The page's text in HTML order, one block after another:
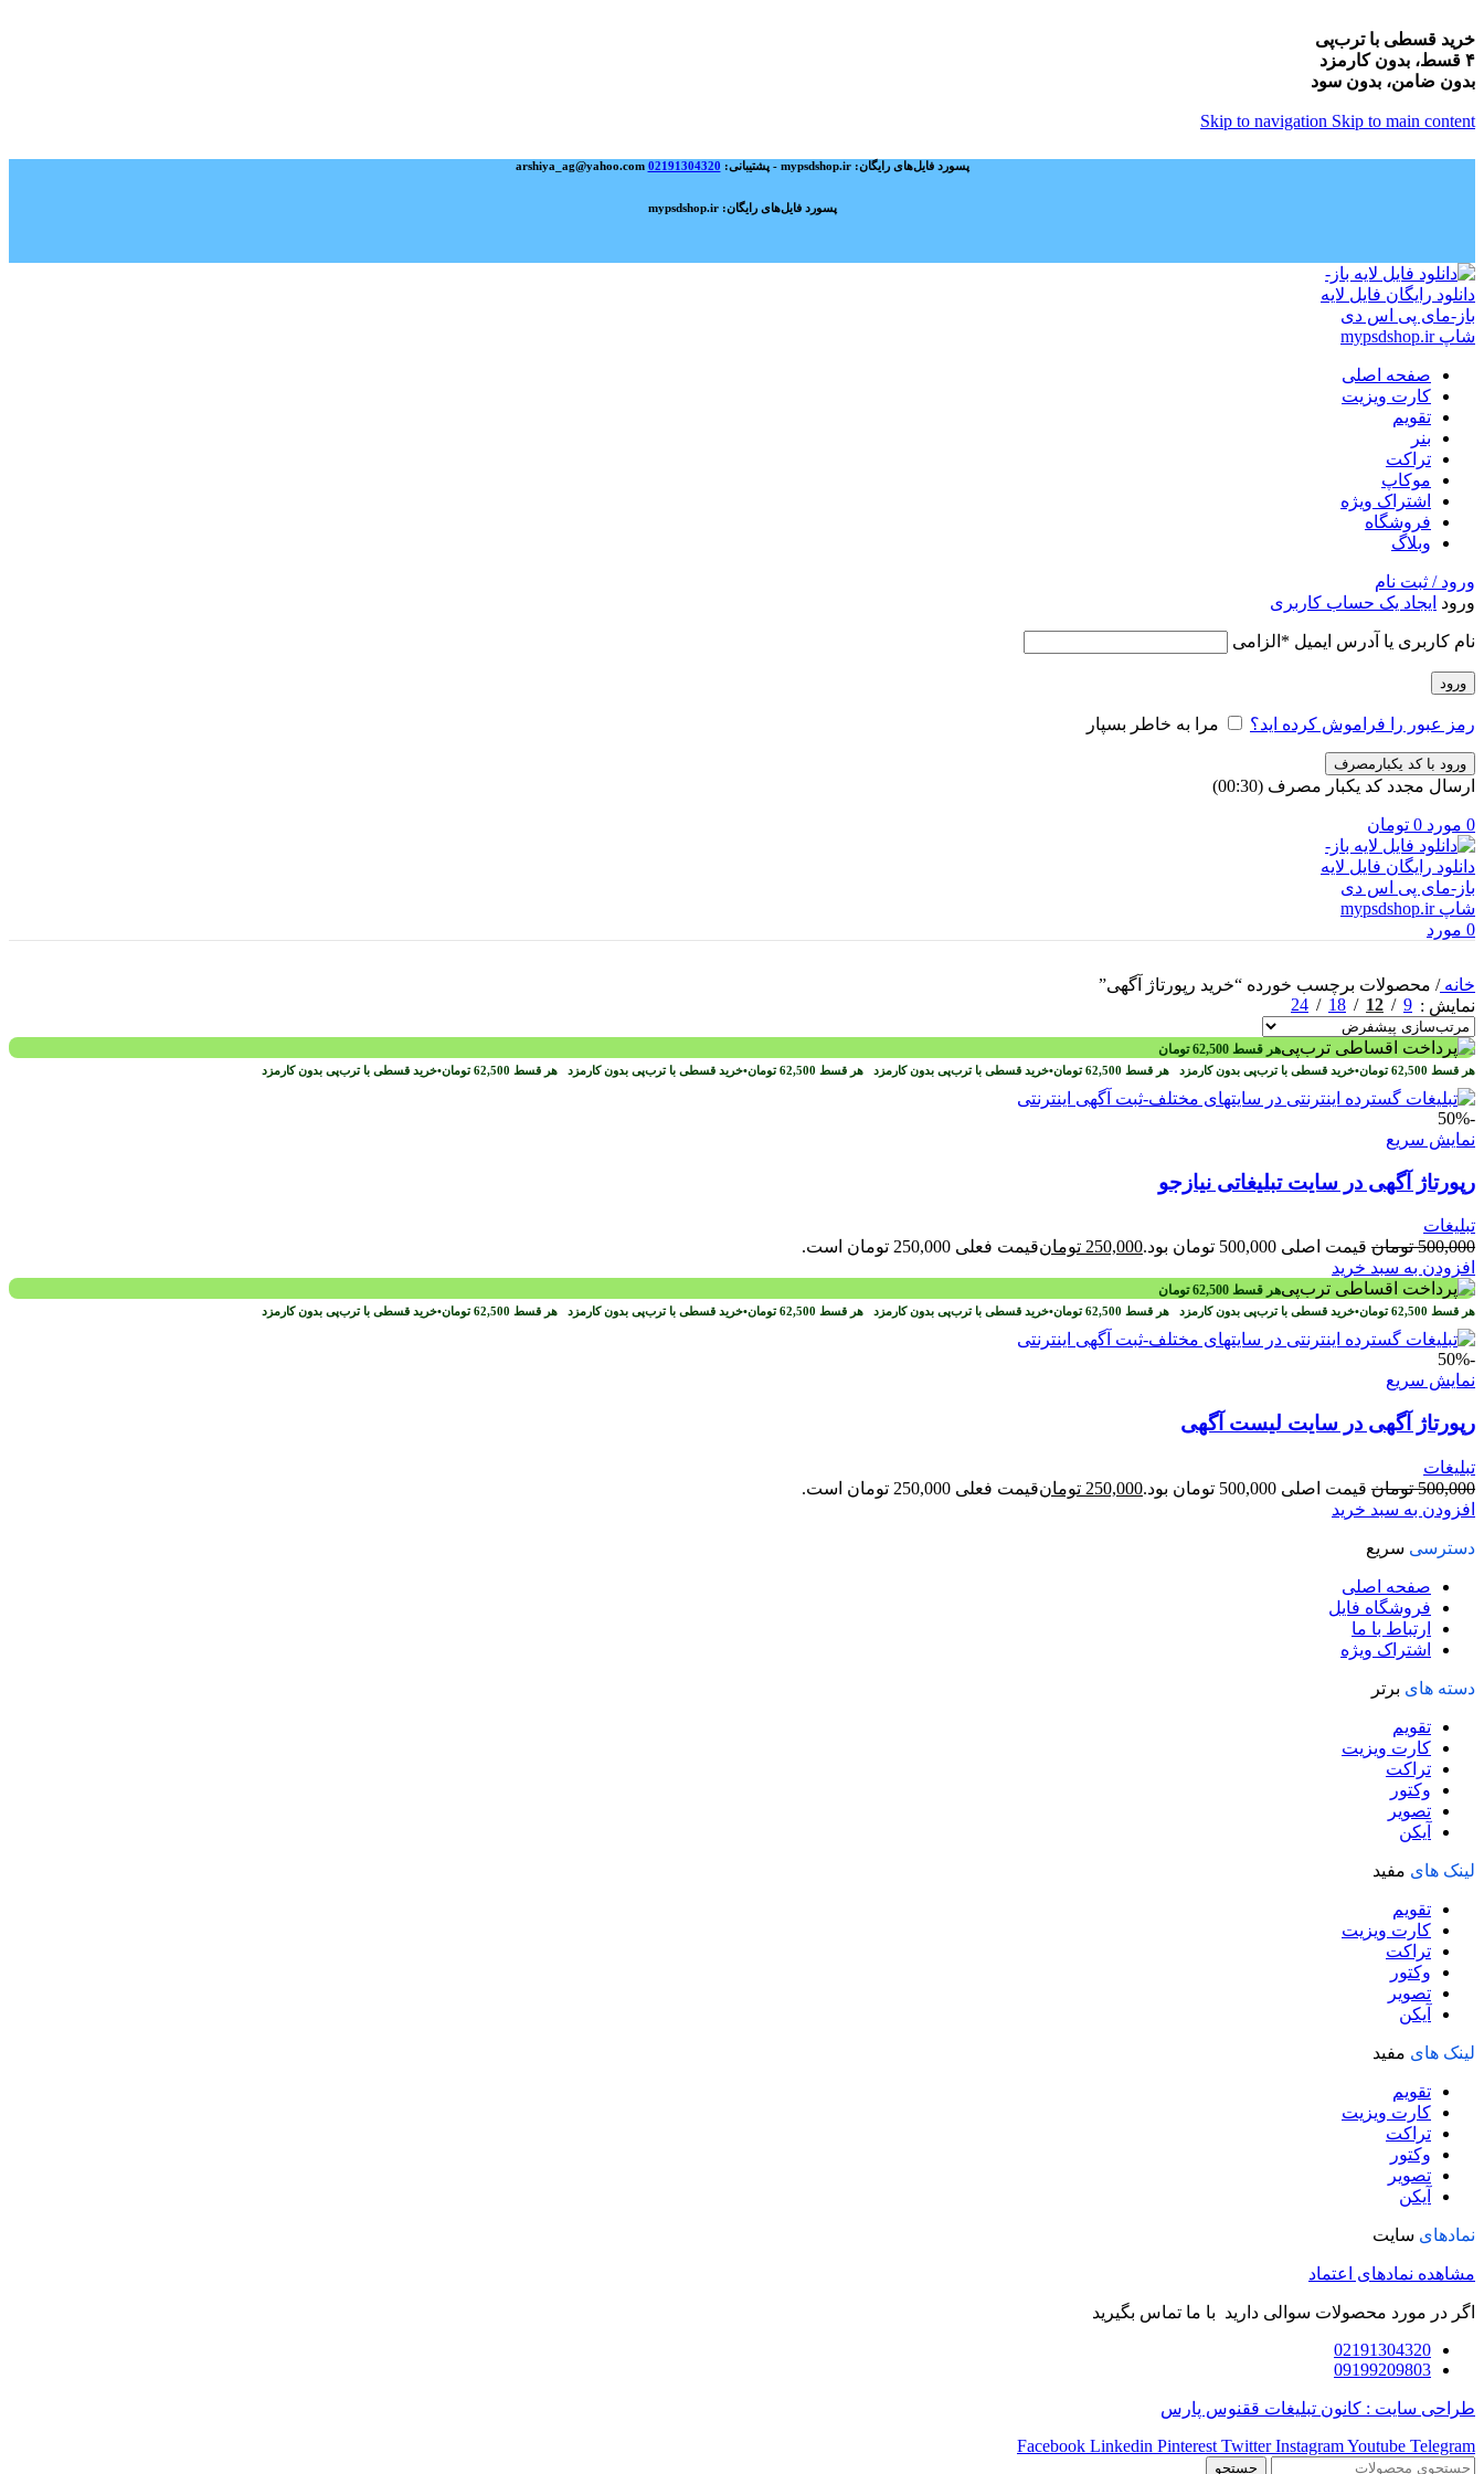
خرید قسطی با ترب‌پی
۴ قسط، بدون کارمزد
بدون ضامن، بدون سود
Skip to navigation Skip to main content
پسورد فایل‌های رایگان: mypsdshop.ir - پشتیبانی: arshiya_ag@yahoo.com 02191304320
پسورد فایل‌های رایگان: mypsdshop.ir
صفحه اصلی
کارت ویزیت
تقویم
بنر
تراکت
موکاپ
اشتراک ویژه
فروشگاه
وبلاگ
ورود / ثبت نام
ورود ایجاد یک حساب کاربری
نام کاربری یا آدرس ایمیل * الزامی
ورود
رمز عبور را فراموش کرده اید؟ مرا به خاطر بسپار
ورود با کد یکبارمصرف
ارسال مجدد کد یکبار مصرف (00:
30
)
0 مورد 0 تومان
0 مورد
خانه/ محصولات برچسب خورده “خرید رپورتاژ آگهی”
نمایش
9
12
18
24
هر قسط 62,500 تومان
هر قسط 62,500 تومان•خرید قسطی با ترب‌پی بدون کارمزد هر قسط 62,500 تومان•خرید قسطی با ترب‌پی بدون کارمزد هر قسط 62,500 تومان•خرید قسطی با ترب‌پی بدون کارمزد هر قسط 62,500 تومان•خرید قسطی با ترب‌پی بدون کارمزد
-50%
نمایش سریع
رپورتاژ آگهی در سایت تبلیغاتی نیازجو
تبلیغات
500,000 تومان قیمت اصلی 500,000 تومان بود. 250,000 تومانقیمت فعلی 250,000 تومان است.
افزودن به سبد خرید
هر قسط 62,500 تومان
هر قسط 62,500 تومان•خرید قسطی با ترب‌پی بدون کارمزد هر قسط 62,500 تومان•خرید قسطی با ترب‌پی بدون کارمزد هر قسط 62,500 تومان•خرید قسطی با ترب‌پی بدون کارمزد هر قسط 62,500 تومان•خرید قسطی با ترب‌پی بدون کارمزد
-50%
نمایش سریع
رپورتاژ آگهی در سایت لیست آگهی
تبلیغات
500,000 تومان قیمت اصلی 500,000 تومان بود. 250,000 تومانقیمت فعلی 250,000 تومان است.
افزودن به سبد خرید
دسترسی سریع
صفحه اصلی
فروشگاه فایل
ارتباط با ما
اشتراک ویژه
دسته های برتر
تقویم
کارت ویزیت
تراکت
وکتور
تصویر
آیکن
لینک های مفید
تقویم
کارت ویزیت
تراکت
وکتور
تصویر
آیکن
لینک های مفید
تقویم
کارت ویزیت
تراکت
وکتور
تصویر
آیکن
نمادهای سایت
مشاهده نمادهای اعتماد
اگر در مورد محصولات سوالی دارید با ما تماس بگیرید
02191304320
09199209803
طراحی سایت : کانون تبلیغات ققنوس پارس
Facebook Linkedin Pinterest Twitter InstagramYoutube Telegram
جستجو